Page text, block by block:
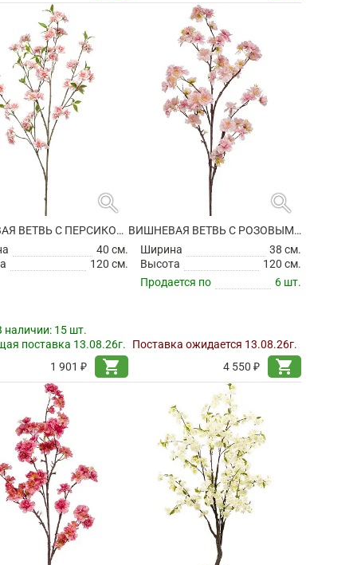
search
ВИШНЕВАЯ ВЕТВЬ С ПЕРСИКОВЫМИ ЦВЕТАМИ ИСКУССТВЕННАЯ
40 см.
120 см.
наличии: 15 шт.
поставка 13.08.26г.
1 901 ₽
shopping_cart
search
ВИШНЕВАЯ ВЕТВЬ С РОЗОВЫМИ ЦВЕТАМИ ИСКУССТВЕННАЯ
Ширина
38 см.
Высота
120 см.
Продается по
6 шт.
Поставка ожидается 13.08.26г.
4 550 ₽
shopping_cart